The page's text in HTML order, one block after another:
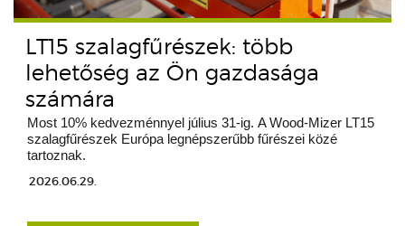
LT15 szalagfűrészek: több
lehetőség az Ön gazdasága
számára
Most 10% kedvezménnyel július 31-ig. A Wood-Mizer LT15
szalagfűrészek Európa legnépszerűbb fűrészei közé
tartoznak.
2026.06.29.